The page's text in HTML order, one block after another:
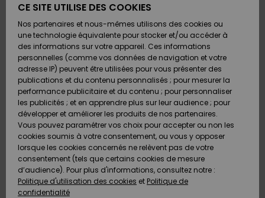
Chaussures
& Tongs
Surf
Snow
Nouveautés
Chaussures
& Tongs
Surf
Snow
Nouveautés
FEMME
A
Découvrir
Snow
SURF
Surf
Shop
Enfant
Highlights
Communauté
SNOW
Snow
Shop
Enfant
Snow
Shop
Femme
A
Découvrir
Communauté
OUTLET
Enfant
Outlet
Femme
AIDE &
CONTACT
Retours
Paiement
Carte
Cadeau
Quiksilver
Freedom
Protection
des
MAGASINS
CE SITE UTILISE DES COOKIES
Nos partenaires et nous-mêmes utilisons des cookies ou
une technologie équivalente pour stocker et/ou accéder à
des informations sur votre appareil. Ces informations
personnelles (comme vos données de navigation et votre
adresse IP) peuvent être utilisées pour vous présenter des
publications et du contenu personnalisés ; pour mesurer la
performance publicitaire et du contenu ; pour personnaliser
les publicités ; et en apprendre plus sur leur audience ; pour
développer et améliorer les produits de nos partenaires.
Vous pouvez paramétrer vos choix pour accepter ou non les
cookies soumis à votre consentement, ou vous y opposer
lorsque les cookies concernés ne relèvent pas de votre
consentement (tels que certains cookies de mesure
d’audience). Pour plus d'informations, consultez notre :
Politique d'utilisation des cookies et Politique de
confidentialité